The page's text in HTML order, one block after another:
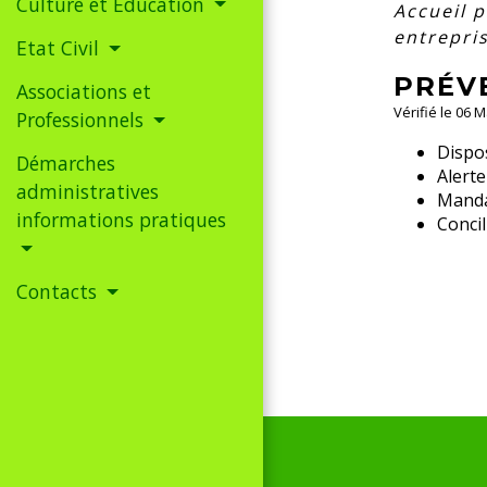
Etat Civil
Associations et
Professionnels
Démarches
administratives
informations pratiques
Contacts
Accueil
Vérifié le 06
Alerte